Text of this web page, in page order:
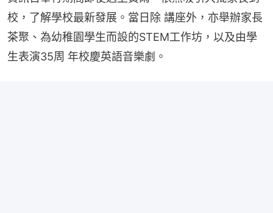
校，了解學校最新發展。當日除 講座外，亦舉辦家長
茶聚、為幼稚園學⽣⽽設的STEM⼯作坊，以及由學
⽣表演35周 年校慶英語音樂劇。